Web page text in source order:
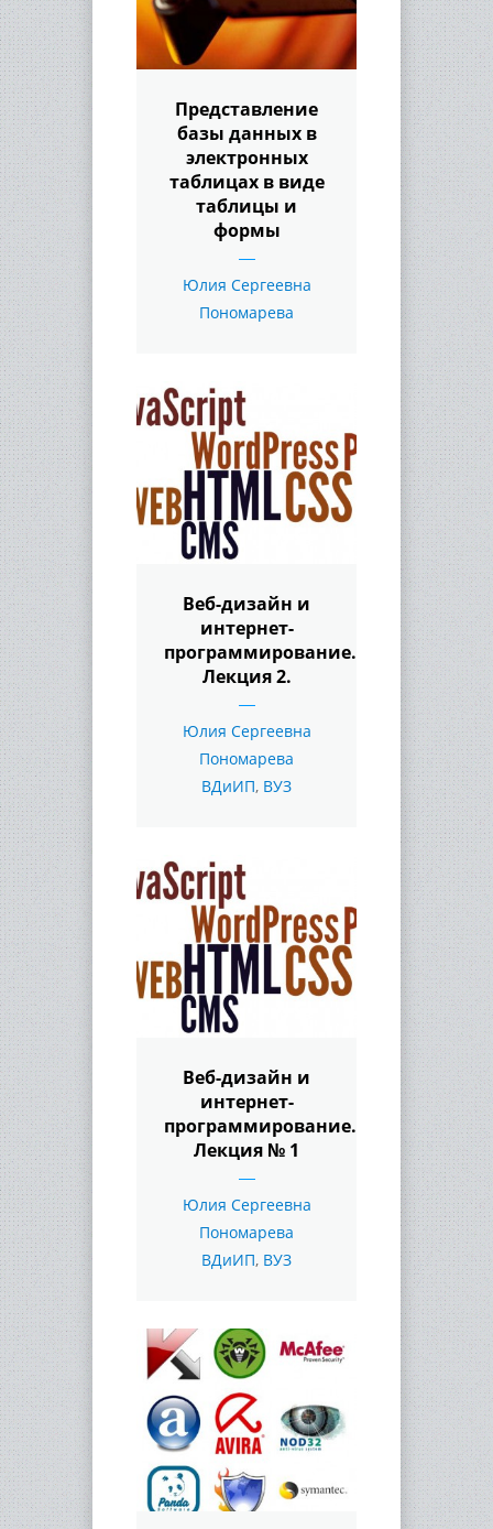
Представление
базы данных в
электронных
таблицах в виде
таблицы и
формы
Юлия Сергеевна
Пономарева
Веб-дизайн и
интернет-
программирование.
Лекция 2.
Юлия Сергеевна
Пономарева
ВДиИП, ВУЗ
Веб-дизайн и
интернет-
программирование.
Лекция № 1
Юлия Сергеевна
Пономарева
ВДиИП, ВУЗ